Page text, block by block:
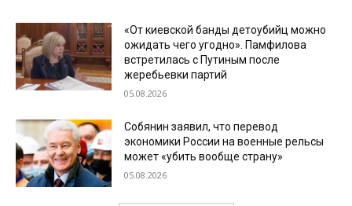
«От киевской банды детоубийц можно
ожидать чего угодно». Памфилова
встретилась с Путиным после
жеребьевки партий
05.08.2026
Собянин заявил, что перевод
экономики России на военные рельсы
может «убить вообще страну»
05.08.2026